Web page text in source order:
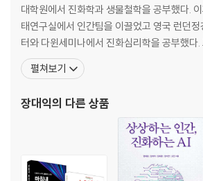
대학원에서 진화학과 생물철학을 공부했다.
태연구실에서 인간팀을 이끌었고 영국 런던
터와 다윈세미나에서 진화심리학을 공부했다. 교토대학교 영장류연
구소에서 침팬지의 인지와 행동을 공부하기도
합생물학의 정점인 진화인지와 진화발생생물
재』, 『다윈의 정원』으로 이어지는 ‘다윈 삼부작
펼쳐보기
장대익의 다른 상품